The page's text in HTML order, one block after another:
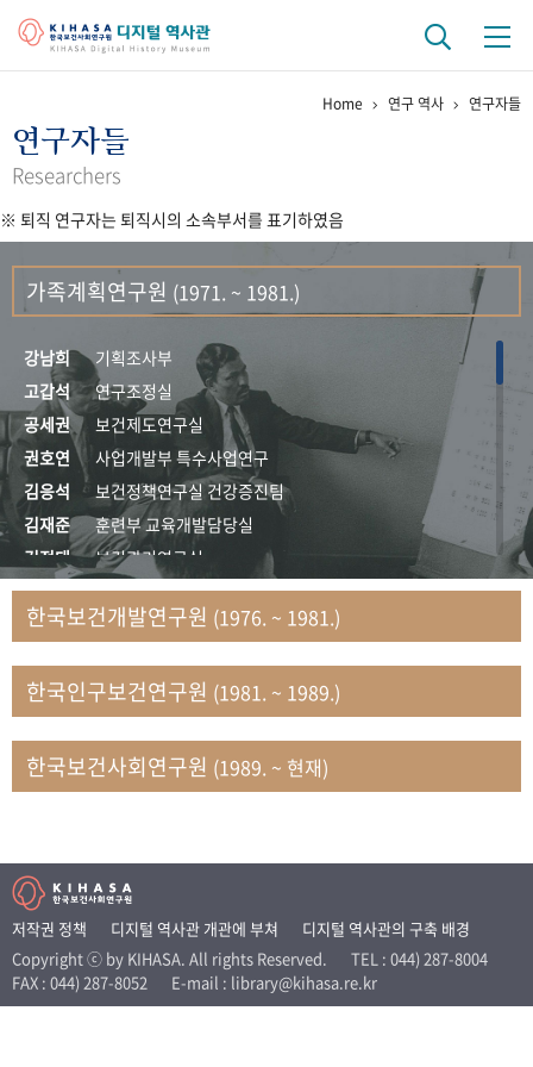
걸어온 길 기관 변천사
연구 역사
정책과 연구 키워드로 보는 연구 역사
연구자들
간행물 변천사
기록물 아카이브
사진 아카이브 문서 기록물 행정박물 영상 기록물
50+1주년 기념
성과 50선 숫자로 보는 50년
세계와 함께 한 KIHASA
VR 역사관
Home 연구 역사 연구자들
연구자들
Researchers
※ 퇴직 연구자는 퇴직시의 소속부서를 표기하였음
가족계획연구원 (1971. ~ 1981.)
강남희
기획조사부
고갑석
연구조정실
공세권
보건제도연구실
권호연
사업개발부 특수사업연구
김응석
보건정책연구실 건강증진팀
김재준
훈련부 교육개발담당실
김정태
보건관리연구실
김지자
연구부 사회개발담당실
김태룡
조사평가부 연구과
문현상
가족복지연구실 인구가족연구팀
박인화
보건정책연구실
박재빈
연구부 인구역학담당실
변종화
보건정책연구실 건강증진팀
송건용
보건정책연구실
송태민
정보통계연구실 빅데이터연구센터
신희설
사업개발부 국제협력연구실
이규식
의료보험연구실
이문기
훈련부
한국보건개발연구원 (1976. ~ 1981.)
한국인구보건연구원 (1981. ~ 1989.)
한국보건사회연구원 (1989. ~ 현재)
저작권 정책 디지털 역사관 개관에 부쳐
디지털 역사관의 구축 배경
Copyright ⓒ by KIHASA. All rights Reserved.
TEL : 044) 287-8004
FAX : 044) 287-8052
E-mail : library@kihasa.re.kr